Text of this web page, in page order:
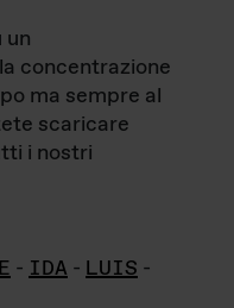
un
concentrazione
ma sempre al
scaricare
i nostri
- IDA - LUIS -